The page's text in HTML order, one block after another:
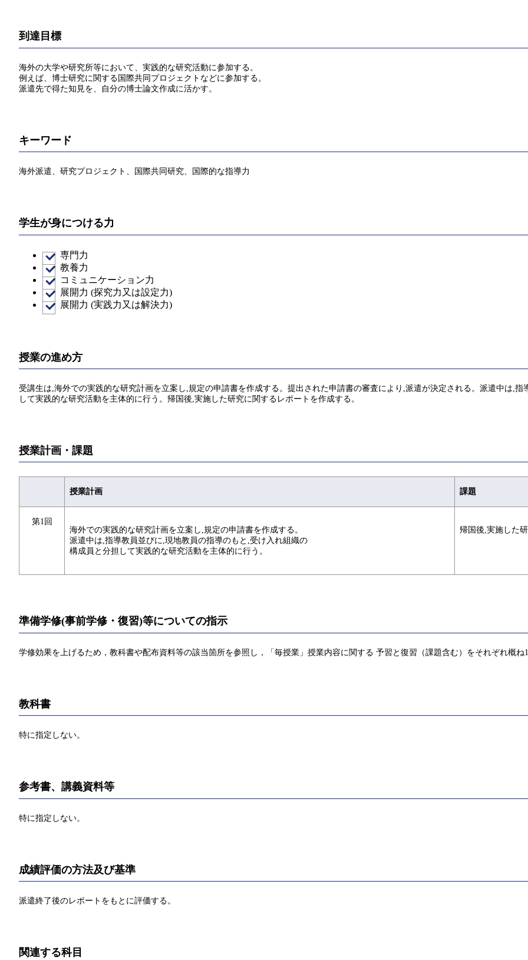
到達目標
海外の大学や研究所等において、実践的な研究活動に参加する。
例えば、博士研究に関する国際共同プロジェクトなどに参加する。
派遣先で得た知見を、自分の博士論文作成に活かす。
キーワード
海外派遣、研究プロジェクト、国際共同研究、国際的な指導力
学生が身につける力
専門力
教養力
コミュニケーション力
展開力 (探究力又は設定力)
展開力 (実践力又は解決力)
授業の進め方
受講生は,海外での実践的な研究計画を立案し,規定の申請書を作成する。提出された申請書の審査により,派遣が決定される。派遣中は,
して実践的な研究活動を主体的に行う。帰国後,実施した研究に関するレポートを作成する。
授業計画・課題
授業計画 課題
第1回
海外での実践的な研究計画を立案し,規定の申請書を作成する。
派遣中は,指導教員並びに,現地教員の指導のもと,受け入れ組織の
構成員と分担して実践的な研究活動を主体的に行う。
帰国後,実施した
準備学修(事前学修・復習)等についての指示
学修効果を上げるため，教科書や配布資料等の該当箇所を参照し，「毎授業」授業内容に関する 予習と復習（課題含む）をそれぞれ概ね
教科書
特に指定しない。
参考書、講義資料等
特に指定しない。
成績評価の方法及び基準
派遣終了後のレポートをもとに評価する。
関連する科目